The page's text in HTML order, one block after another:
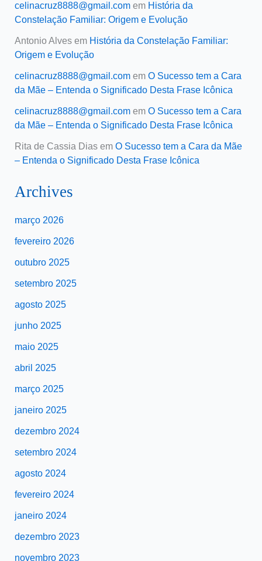
celinacruz8888@gmail.comem História da
Constelação Familiar: Origem e Evolução
Antonio Alvesem História da Constelação Familiar:
Origem e Evolução
celinacruz8888@gmail.comem O Sucesso tem a Cara
da Mãe – Entenda o Significado Desta Frase Icônica
celinacruz8888@gmail.comem O Sucesso tem a Cara
da Mãe – Entenda o Significado Desta Frase Icônica
Rita de Cassia Diasem O Sucesso tem a Cara da Mãe
– Entenda o Significado Desta Frase Icônica
Archives
março 2026
fevereiro 2026
outubro 2025
setembro 2025
agosto 2025
junho 2025
maio 2025
abril 2025
março 2025
janeiro 2025
dezembro 2024
setembro 2024
agosto 2024
fevereiro 2024
janeiro 2024
dezembro 2023
novembro 2023